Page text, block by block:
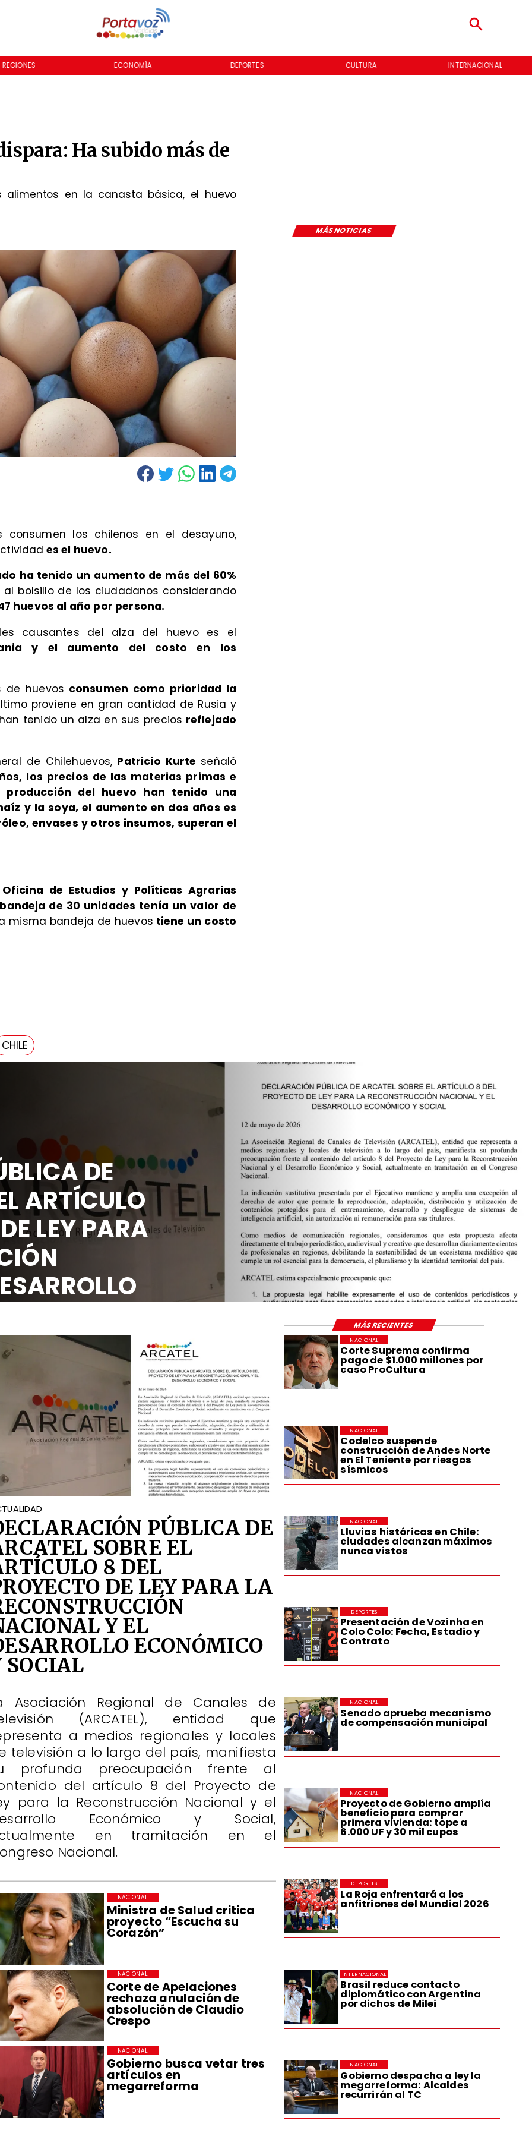
REGIONES ECONOMÍA DEPORTES CULTURA INTERNACIONAL
Ha subido más de
en la canasta básica, el huevo
MÁS NOTICIAS
los chilenos en el desayuno,
es el huevo.
ha tenido un aumento de más del 60%
bolsillo de los ciudadanos considerando
huevos al año por persona.
causantes del alza del huevo es el
y el aumento del costo en los
de huevos consumen como prioridad la
proviene en gran cantidad de Rusia y
tenido un alza en sus precios reflejado
de Chilehuevos, Patricio Kurte señaló
los precios de las materias primas e
del huevo han tenido una
y la soya, el aumento en dos años es
envases y otros insumos, superan el
Oficina de Estudios y Políticas Agrarias
bandeja de 30 unidades tenía un valor de
misma bandeja de huevos tiene un costo
CHILE
Actualidad
DECLARACIÓN
ARCATEL SOBRE
8 DEL PROYECTO
LA
NACIONAL Y EL
ECONÓMICO Y
Corte Suprema confirma
pago de $1.000 millones por
caso ProCultura
NACIONAL
Codelco suspende
construcción de Andes Norte
en El Teniente por riesgos
sísmicos
NACIONAL
Lluvias históricas en Chile:
ciudades alcanzan máximos
nunca vistos
NACIONAL
Presentación de Vozinha en
Colo Colo: Fecha, Estadio y
Contrato
DEPORTES
Senado aprueba mecanismo
de compensación municipal
NACIONAL
Proyecto de Gobierno amplía
beneficio para comprar
primera vivienda: tope a
6.000 UF y 30 mil cupos
NACIONAL
La Roja enfrentará a los
anfitriones del Mundial 2026
DEPORTES
Brasil reduce contacto
diplomático con Argentina
por dichos de Milei
INTERNACIONAL
Gobierno despacha a ley la
megarreforma: Alcaldes
recurrirán al TC
NACIONAL
Ministra de Salud critica
proyecto “Escucha su
Corazón”
NACIONAL
Corte de Apelaciones
rechaza anulación de
absolución de Claudio
Crespo
NACIONAL
Gobierno busca vetar tres
artículos en
megarreforma
NACIONAL
PÚBLICA DE
SOBRE EL
8 DEL
DE LEY PARA LA
Y EL
ECONÓMICO
SOCIAL
Asociación Regional de Canales de
(ARCATEL), entidad que
a medios regionales y locales
televisión a lo largo del país, manifiesta
profunda preocupación frente al
del artículo 8 del Proyecto de
para la Reconstrucción Nacional y el
Económico y Social,
en tramitación en el
Nacional.
MÁS RECIENTES